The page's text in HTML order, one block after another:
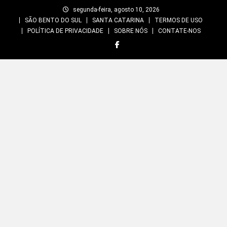
segunda-feira, agosto 10, 2026
SÃO BENTO DO SUL
SANTA CATARINA
TERMOS DE USO
POLÍTICA DE PRIVACIDADE
SOBRE NÓS CONTATE-NOS